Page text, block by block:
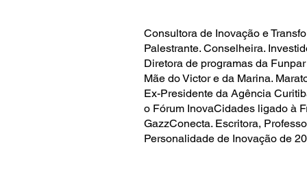
Consultora de Inovação e
Palestrante. Conselheira.
Diretora de programas da
Mãe do Victor e da Marina.
Ex-Presidente da Agência
o Fórum InovaCidades ligado à
GazzConecta. Escritora,
Personalidade de Inovação de